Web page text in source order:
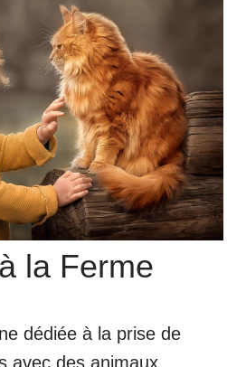
la Ferme
dédiée à la prise de
avec des animaux